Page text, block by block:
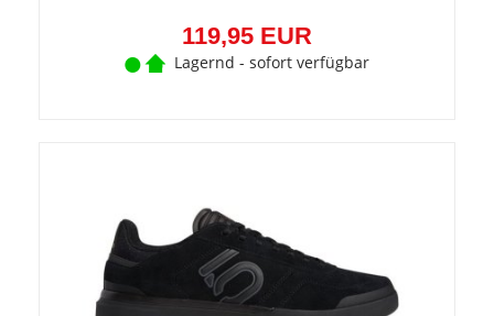
119,95 EUR
Lagernd - sofort verfügbar